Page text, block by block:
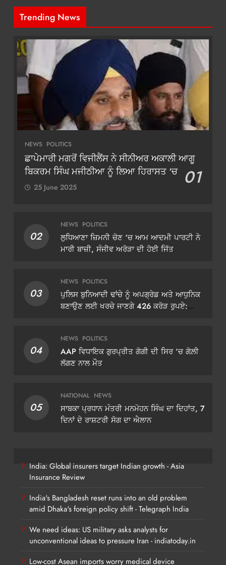
Trending News
NEWS POLITICS
ਛਾਪੇਮਾਰੀ ਮਗਰੋਂ ਵਿਜੀਲੈਂਸ ਨੇ ਸੀਨੀਅਰ ਅਕਾਲੀ ਆਗੂ
ਬਿਕਰਮ ਸਿੰਘ ਮਜੀਠੀਆ ਨੂੰ ਲਿਆ ਹਿਰਾਸਤ ‘ਚ 01
25 June 2025
02
NEWS POLITICS
ਲੁਧਿਆਣਾ ਜ਼ਿਮਨੀ ਚੋਣ ‘ਚ ਆਮ ਆਦਮੀ ਪਾਰਟੀ ਨੇ
ਮਾਰੀ ਬਾਜ਼ੀ, ਸੰਜੀਵ ਅਰੋੜਾ ਦੀ ਹੋਈ ਜਿੱਤ
03
NEWS POLITICS
ਪੁਲਿਸ ਬੁਨਿਆਦੀ ਢਾਂਚੇ ਨੂੰ ਅਪਗ੍ਰੇਡ ਅਤੇ ਆਧੁਨਿਕ
ਬਣਾਉਣ ਲਈ ਖਰਚੇ ਜਾਣਗੇ 426 ਕਰੋੜ ਰੁਪਏ:
04
NEWS POLITICS
AAP ਵਿਧਾਇਕ ਗੁਰਪ੍ਰੀਤ ਗੋਗੀ ਦੀ ਸਿਰ ‘ਚ ਗੋਲ਼ੀ
ਲੱਗਣ ਨਾਲ ਮੌਤ
05
NATIONAL NEWS
ਸਾਬਕਾ ਪ੍ਰਧਾਨ ਮੰਤਰੀ ਮਨਮੋਹਨ ਸਿੰਘ ਦਾ ਦਿਹਾਂਤ, 7
ਦਿਨਾਂ ਦੇ ਰਾਸ਼ਟਰੀ ਸੋਗ ਦਾ ਐਲਾਨ
India: Global insurers target Indian growth - Asia
Insurance Review
India's Bangladesh reset runs into an old problem
amid Dhaka's foreign policy shift - Telegraph India
We need ideas: US military asks analysts for
unconventional ideas to pressure Iran - indiatoday.in
Low-cost Asean imports worry medical device